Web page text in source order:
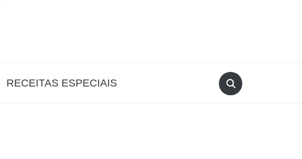
RECEITAS ESPECIAIS